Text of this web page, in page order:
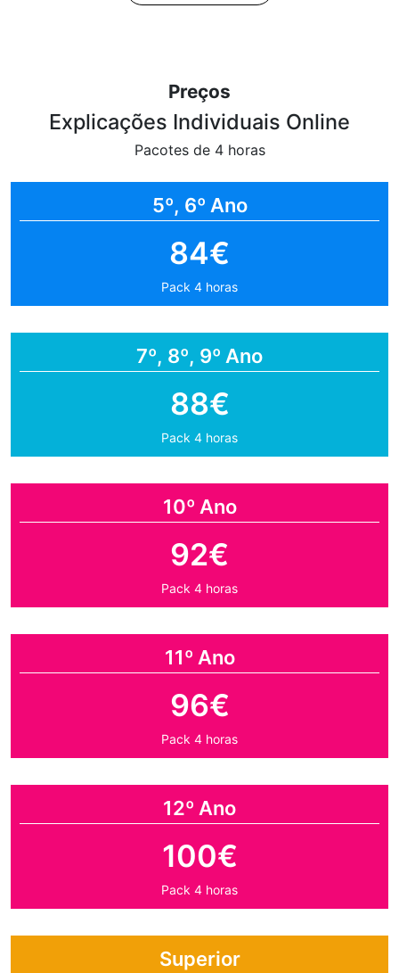
Preços
Explicações Individuais Online
Pacotes de 4 horas
5º, 6º Ano
84€
Pack 4 horas
7º, 8º, 9º Ano
88€
Pack 4 horas
10º Ano
92€
Pack 4 horas
11º Ano
96€
Pack 4 horas
12º Ano
100€
Pack 4 horas
Superior